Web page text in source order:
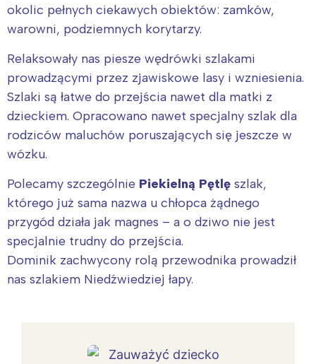
okolic pełnych ciekawych obiektów: zamków,
warowni, podziemnych korytarzy.
Relaksowały nas piesze wędrówki szlakami
prowadzącymi przez zjawiskowe lasy i wzniesienia.
Szlaki są łatwe do przejścia nawet dla matki z
dzieckiem. Opracowano nawet specjalny szlak dla
rodziców maluchów poruszających się jeszcze w
wózku.
Polecamy szczególnie Piekielną Pętlę szlak,
którego już sama nazwa u chłopca żądnego
przygód działa jak magnes – a o dziwo nie jest
specjalnie trudny do przejścia.
Dominik zachwycony rolą przewodnika prowadził
nas szlakiem Niedźwiedziej łapy.